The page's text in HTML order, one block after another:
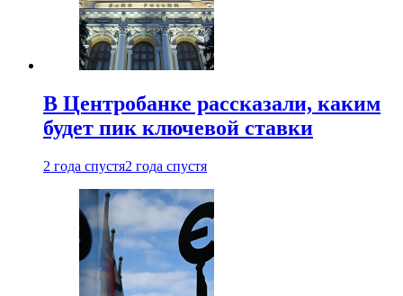
В Центробанке рассказали, каким
будет пик ключевой ставки
2 года спустя2 года спустя